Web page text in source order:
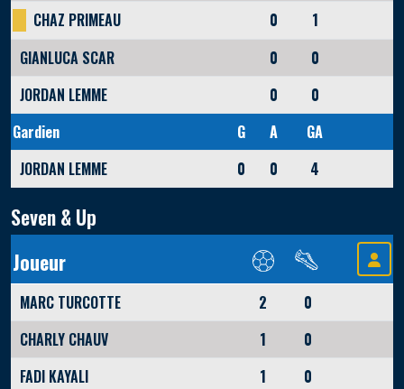
CHAZ PRIMEAU
0
1
GIANLUCA SCAR
0
0
JORDAN LEMME
0
0
Gardien
G A
GA
JORDAN LEMME
0 0 4
Seven & Up
Joueur
MARC TURCOTTE 2
0
CHARLY CHAUV
1
0
FADI KAYALI
1
0